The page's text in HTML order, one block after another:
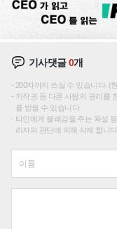
기사댓글0개
200자까지 쓰실 수 있습니다. (
저작권 등 다른 사람의 권리를
를 받을 수 있습니다.
타인에게 불쾌감을 주는 욕설
리자의 판단에 의해 삭제 합니다.